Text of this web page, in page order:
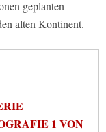
geplanten
alten Kontinent.
1 VON